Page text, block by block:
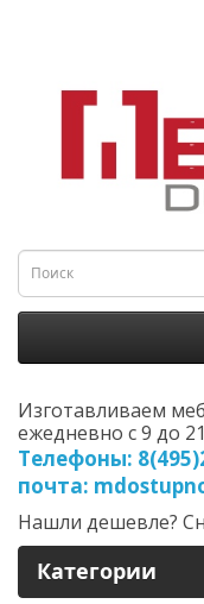
Изготавливаем
ежедневно с 9 до
Телефоны:
почта:
Нашли дешевле?
Категории